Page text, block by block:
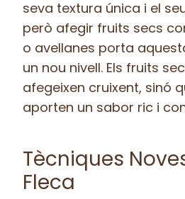
seva textura única i el
però afegir fruits secs
o avellanes porta
un nou nivell. Els fruits
afegeixen cruixent, sinó
aporten un sabor ric i
Tècniques
Fleca